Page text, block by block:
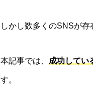
しかし数多くのSNSが存
本記事では、 成功してい
す。